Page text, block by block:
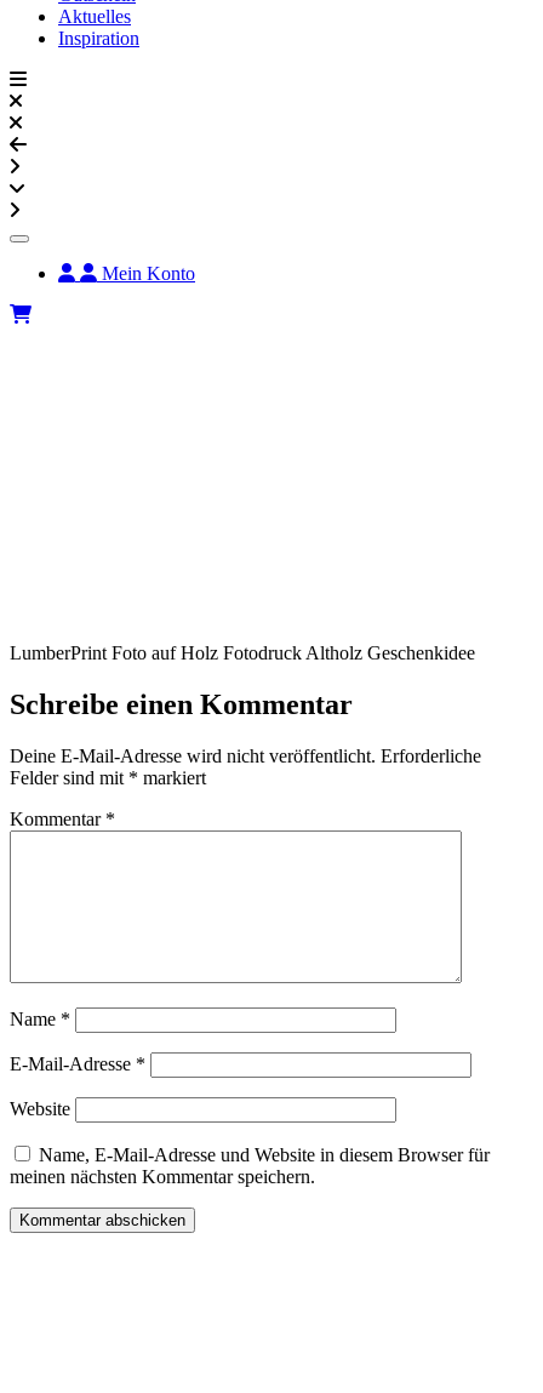
Aktuelles
Inspiration
Mein Konto
LumberPrint Foto auf Holz Fotodruck Altholz Geschenkidee
Schreibe einen Kommentar
Deine E-Mail-Adresse wird nicht veröffentlicht. Erforderliche
Felder sind mit * markiert
Kommentar *
Name *
E-Mail-Adresse *
Website
Name, E-Mail-Adresse und Website in diesem Browser für
meinen nächsten Kommentar speichern.